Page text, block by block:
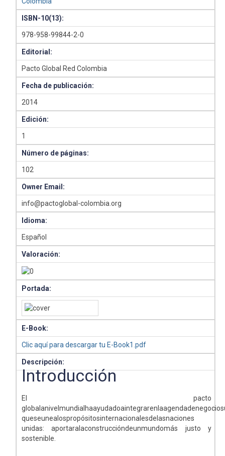
ISBN-10(13):
978-958-99844-2-0
Editorial:
Pacto Global Red Colombia
Fecha de publicación:
2014
Edición:
1
Número de páginas:
102
Owner Email:
info@pactoglobal-colombia.org
Idioma:
Español
Valoración:
Portada:
E-Book:
Clic aquí para descargar tu E-Book1.pdf
Descripción:
Introducción
El pacto
queseunealospropósitosinternacionalesdelasnaciones
unidas: aportaralaconstruccióndeunmundomás justo y
sostenible.